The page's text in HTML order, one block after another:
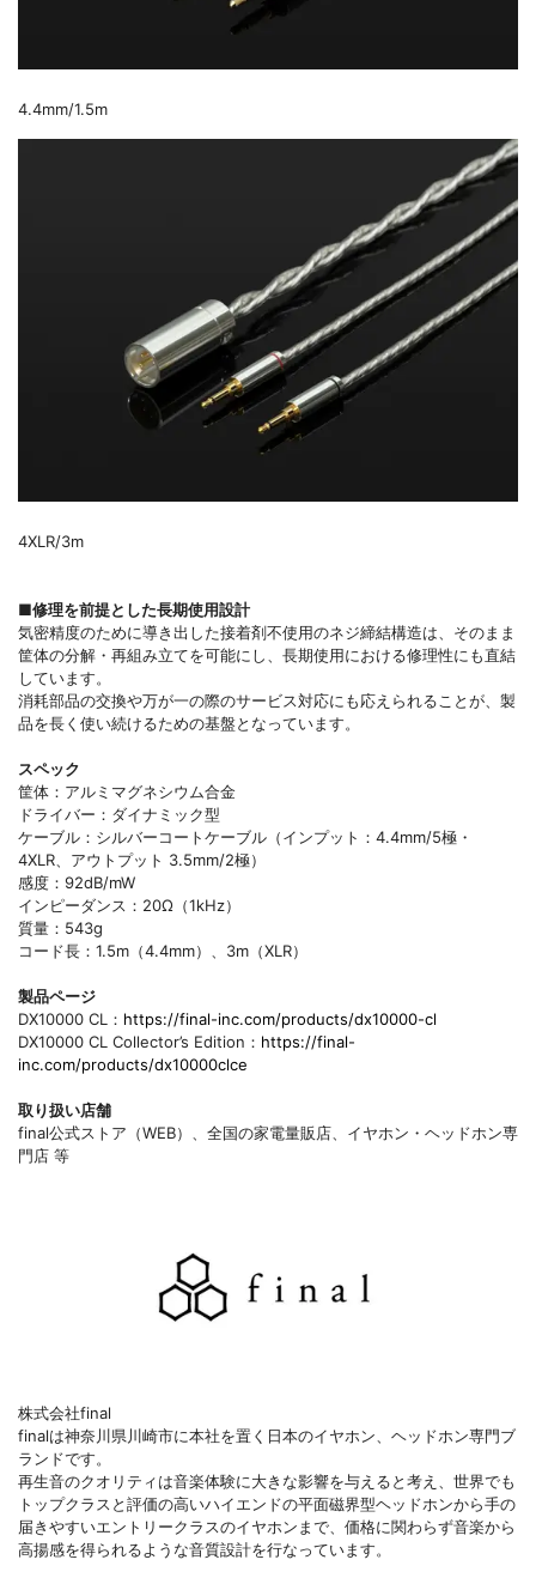
4.4mm/1.5m
4XLR/3m
■修理を前提とした長期使用設計
気密精度のために導き出した接着剤不使用のネジ締結構造は、そのまま
筐体の分解・再組み立てを可能にし、長期使用における修理性にも直結
しています。
消耗部品の交換や万が一の際のサービス対応にも応えられることが、製
品を長く使い続けるための基盤となっています。
スペック
筐体：アルミマグネシウム合金
ドライバー：ダイナミック型
ケーブル：シルバーコートケーブル（インプット：4.4mm/5極・
4XLR、アウトプット 3.5mm/2極）
感度：92dB/mW
インピーダンス：20Ω（1kHz）
質量：543g
コード長：1.5m（4.4mm）、3m（XLR）
製品ページ
DX10000 CL： https://final-inc.com/products/dx10000-cl
DX10000 CL Collector’s Edition： https://final-
inc.com/products/dx10000clce
取り扱い店舗
final公式ストア（WEB）、全国の家電量販店、イヤホン・ヘッドホン専
門店 等
株式会社final
finalは神奈川県川崎市に本社を置く日本のイヤホン、ヘッドホン専門ブ
ランドです。
再生音のクオリティは音楽体験に大きな影響を与えると考え、世界でも
トップクラスと評価の高いハイエンドの平面磁界型ヘッドホンから手の
届きやすいエントリークラスのイヤホンまで、価格に関わらず音楽から
高揚感を得られるような音質設計を行なっています。